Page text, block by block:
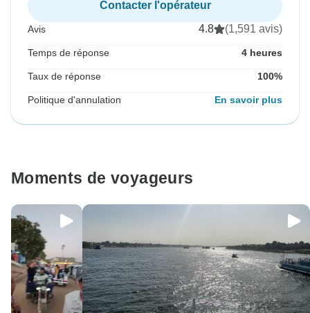
Contacter l'opérateur
Avis 4.8 (1,591 avis)
Temps de réponse 4 heures
Taux de réponse 100%
Politique d'annulation En savoir plus
Moments de voyageurs